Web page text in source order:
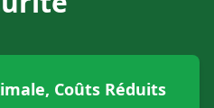
Coûts Réduits